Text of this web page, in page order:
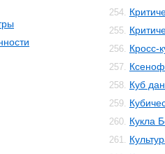
254.
255.
256. Кросс-
257.
258. Куб
259.
260. Кукла
261.